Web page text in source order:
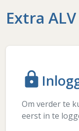
Extra
lock
Om verder te
eerst in te